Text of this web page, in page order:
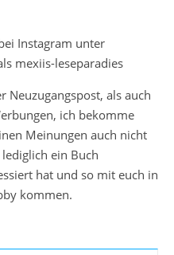
Instagram unter
mexiis-leseparadies
Neuzugangspost, als auch
ich bekomme
Meinungen auch nicht
ein Buch
hat und so mit euch in
kommen.